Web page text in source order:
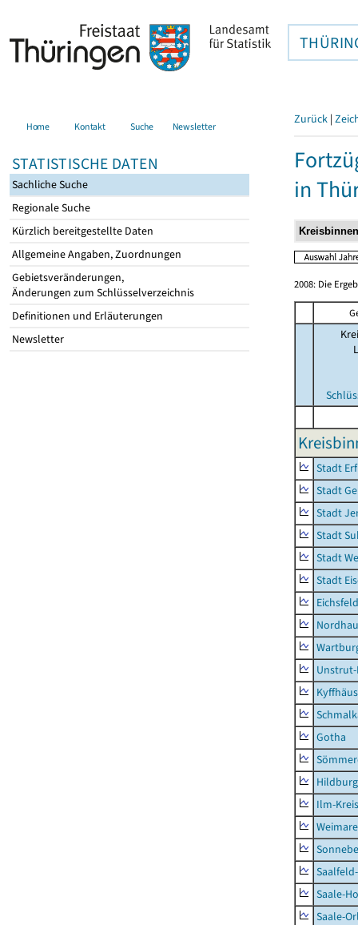
Home Kontakt Suche Newsletter
STATISTISCHE DATEN
Sachliche Suche
Regionale Suche
Kürzlich bereitgestellte Daten
Allgemeine Angaben, Zuordnungen
Gebietsveränderungen,
Änderungen zum Schlüsselverzeichnis
Definitionen und Erläuterungen
Newsletter
Zurück |
in
2008: Die
Stadt
Stadt
Stadt
Stadt
Stadt
Stadt
Eichsfeld
Gotha
Ilm-Kreis
Saale-
Saale-